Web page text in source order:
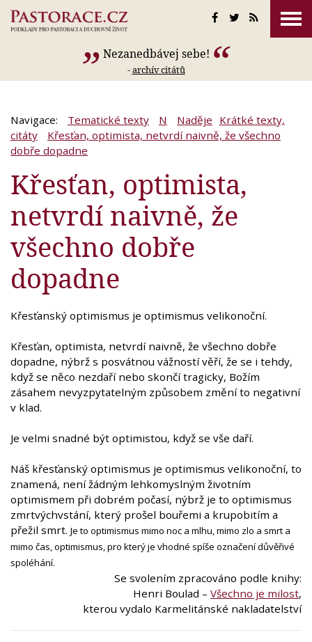
Nezanedbávej sebe!
-archív citátů
Navigace: Tematické texty N Naděje Krátké texty,
citáty
Křesťan, optimista, netvrdí naivně, že všechno
dobře dopadne
Křesťan, optimista,
netvrdí naivně, že
všechno dobře
dopadne
Křesťanský optimismus je optimismus velikonoční.
Křesťan, optimista, netvrdí naivně, že všechno dobře
dopadne, nýbrž s posvátnou vážností věří, že se i tehdy,
když se něco nezdaří nebo skončí tragicky, Božím
zásahem nevyzpytatelným způsobem změní to negativní
v klad.
Je velmi snadné být optimistou, když se vše daří.
Náš křesťanský optimismus je optimismus velikonoční, to
znamená, není žádným lehkomyslným životním
optimismem při dobrém počasí, nýbrž je to optimismus
zmrtvýchvstání, který prošel bouřemi a krupobitím a
přežil smrt. Je to optimismus mimo noc a mlhu, mimo zlo a smrt a
mimo čas, optimismus, pro který je vhodné spíše označení důvěřivé
spoléhání.
Se svolením zpracováno podle knihy:
Henri Boulad – Všechno je milost,
kterou vydalo Karmelitánské nakladatelství